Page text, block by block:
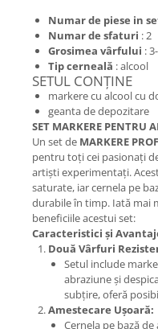
Numar de piese in
Numar de sfaturi : 2
Grosimea vârfului :
Tip cerneală : alcool
SETUL CONȚINE
markere cu alcool cu
geanta de depozitare
SET MARKERE PENTRU
Un set de MARKERE
pentru toți cei pasionați
artiști experimentați.
saturate, iar cernela pe
durabile în timp. Iată mai
beneficiile acestui set:
Caracteristici și
Două Vârfuri
Setul include
abraziune și
subțire, oferă
Amestecare Ușoară:
Cernela pe bază